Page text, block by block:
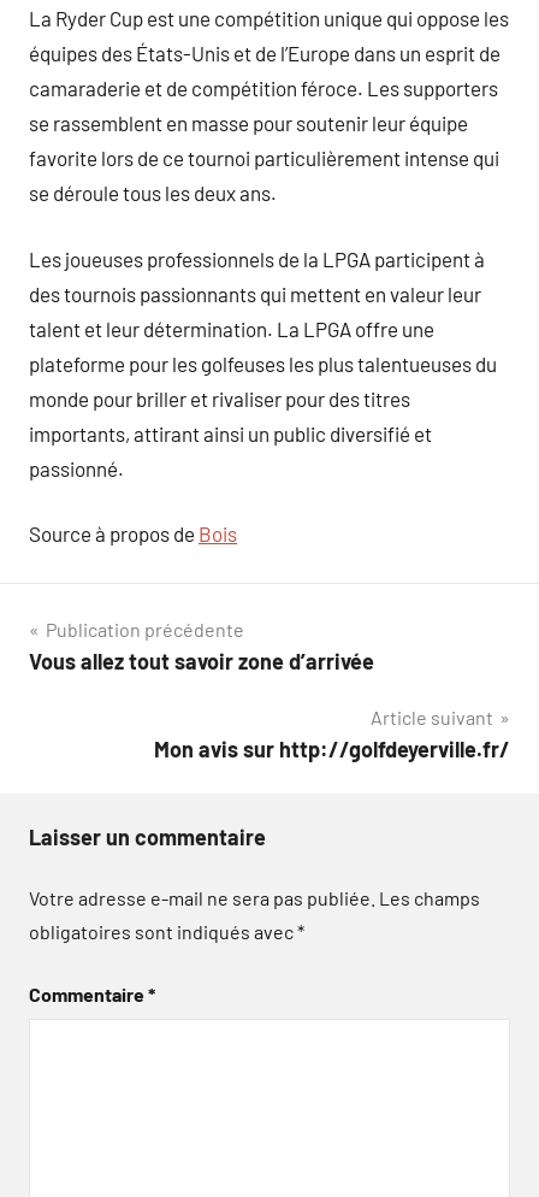
La Ryder Cup est une compétition unique qui oppose les
équipes des États-Unis et de l’Europe dans un esprit de
camaraderie et de compétition féroce. Les supporters
se rassemblent en masse pour soutenir leur équipe
favorite lors de ce tournoi particulièrement intense qui
se déroule tous les deux ans.
Les joueuses professionnels de la LPGA participent à
des tournois passionnants qui mettent en valeur leur
talent et leur détermination. La LPGA offre une
plateforme pour les golfeuses les plus talentueuses du
monde pour briller et rivaliser pour des titres
importants, attirant ainsi un public diversifié et
passionné.
Source à propos de Bois
Navigation
de
Publication précédente
Vous allez tout savoir zone d’arrivée
Article suivant
Mon avis sur http://golfdeyerville.fr/
Laisser un commentaire
Votre adresse e-mail ne sera pas publiée. Les champs
obligatoires sont indiqués avec*
Commentaire*